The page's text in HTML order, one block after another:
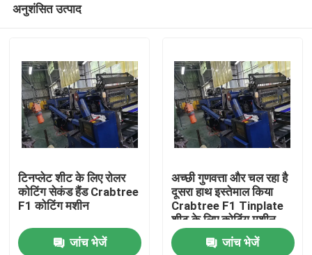
अनुशंसित उत्पाद
टिनप्लेट शीट के लिए रोलर
कोटिंग सेकंड हैंड Crabtree
F1 कोटिंग मशीन
जांच भेजें
अच्छी गुणवत्ता और चल रहा है
दूसरा हाथ इस्तेमाल किया
Crabtree F1 Tinplate
शीट के लिए कोटिंग मशीन
जांच भेजें